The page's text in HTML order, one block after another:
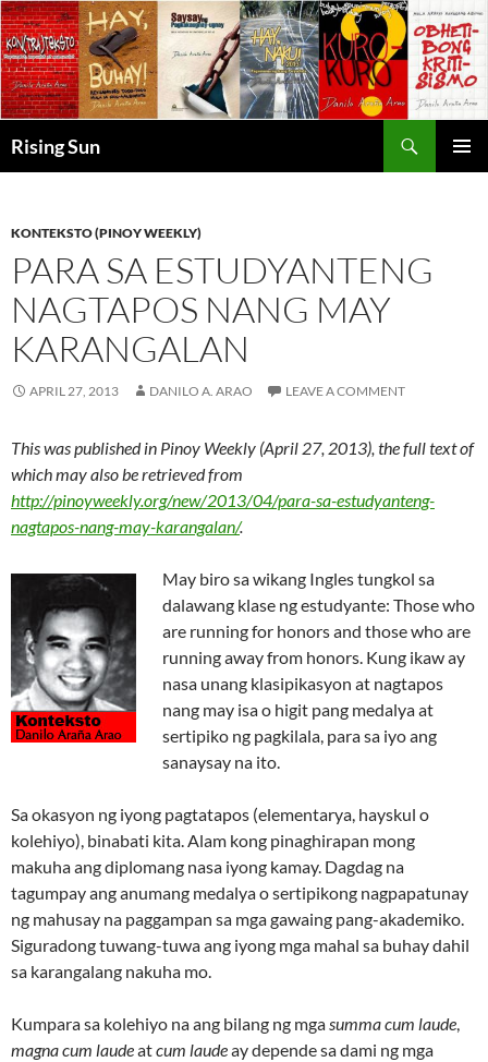
Skip
to
content
Rising Sun
KONTEKSTO (PINOY WEEKLY)
PARA SA ESTUDYANTENG
NAGTAPOS NANG MAY
KARANGALAN
APRIL 27, 2013 DANILO A. ARAO LEAVE A COMMENT
This was published in Pinoy Weekly (April 27, 2013), the full text of
which may also be retrieved from
http://pinoyweekly.org/new/2013/04/para-sa-estudyanteng-
nagtapos-nang-may-karangalan/.
May biro sa wikang Ingles tungkol sa
dalawang klase ng estudyante: Those who
are running for honors and those who are
running away from honors. Kung ikaw ay
nasa unang klasipikasyon at nagtapos
nang may isa o higit pang medalya at
sertipiko ng pagkilala, para sa iyo ang
sanaysay na ito.
Sa okasyon ng iyong pagtatapos (elementarya, hayskul o
kolehiyo), binabati kita. Alam kong pinaghirapan mong
makuha ang diplomang nasa iyong kamay. Dagdag na
tagumpay ang anumang medalya o sertipikong nagpapatunay
ng mahusay na paggampan sa mga gawaing pang-akademiko.
Siguradong tuwang-tuwa ang iyong mga mahal sa buhay dahil
sa karangalang nakuha mo.
Kumpara sa kolehiyo na ang bilang ng mgasumma cum laude,
magna cum laudeatcum laudeay depende sa dami ng mga